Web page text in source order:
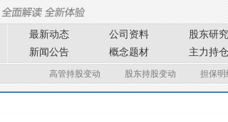
最新动态 公司资料 股东研究
新闻公告
概念题材 主力持仓
高管持股变动 股东持股变动 担保明